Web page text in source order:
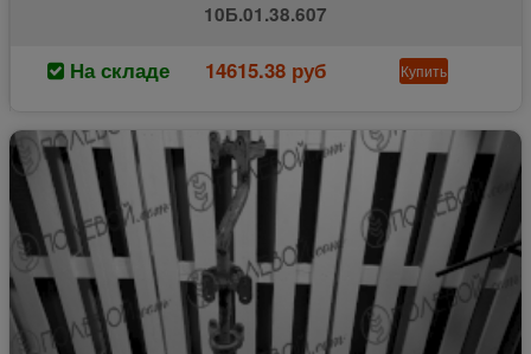
10Б.01.38.607
На складе 14615.38 руб Купить